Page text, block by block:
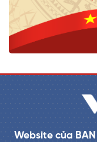
Website của BAN